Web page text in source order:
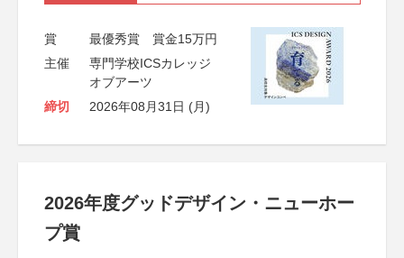
賞
最優秀賞 賞金15万円
主催
専門学校ICSカレッジ
オブアーツ
締切
2026年08月31日 (月)
2026年度グッドデザイン・ニューホー
プ賞